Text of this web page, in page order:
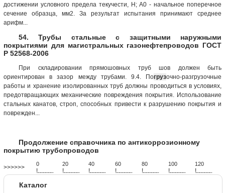
достижении условного предела текучести, Н; A0 - начальное поперечное
сечение образца, мм2. За результат испытания принимают среднее
арифм...
54. Трубы стальные с защитными наружными
покрытиями для магистральных газонефтепроводов ГОСТ
Р 52568-2006
При складировании прямошовных труб шов должен быть
ориентирован в зазор между трубами. 9.4. Погрузочно-разгрузочные
работы и хранение изолированных труб должны проводиться в условиях,
предотвращающих механические повреждения покрытия. Использование
стальных канатов, строп, способных привести к разрушению покрытия и
поврежден...
Продолжение справочника по антикоррозионному
покрытию трубопроводов
>>>>>> 0
!...................
20
!...................
40
!...................
60
!...................
80
!...................
100
!...................
120
!...................
Каталог